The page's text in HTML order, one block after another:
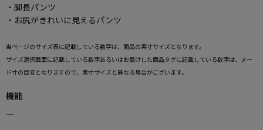
・脚長パンツ
・お尻がきれいに見えるパンツ
当ページのサイズ表に記載している数字は、商品の実寸サイズとなります。
サイズ選択画面に記載している数字あるいはお届けした商品タグに記載している数字は、ヌー
ド寸の目安となりますので、実寸サイズと異なる場合がございます。
機能
―